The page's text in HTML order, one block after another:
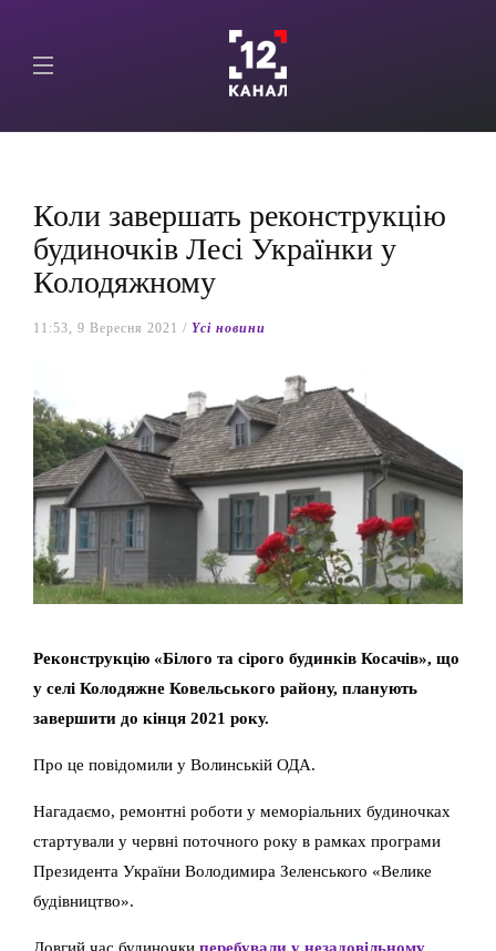
Коли завершать реконструкцію
будиночків Лесі Українки у
Колодяжному
11:53, 9 Вересня 2021 / Yсі новини
Реконструкцію «Білого та сірого будинків Косачів», що
у селі Колодяжне Ковельського району, планують
завершити до кінця 2021 року.
Про це повідомили у Волинській ОДА.
Нагадаємо, ремонтні роботи у меморіальних будиночках
стартували у червні поточного року в рамках програми
Президента України Володимира Зеленського «Велике
будівництво».
Довгий час будиночки перебували у незадовільному